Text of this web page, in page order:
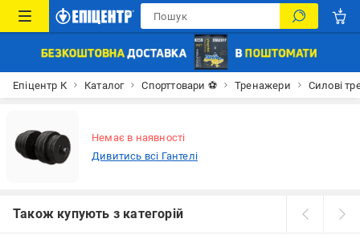
Епіцентр К Каталог Спорттовари ⚽ Тренажери Силові
Немає в наявності
Дивитись всі Гантелі
Також купують з категорій